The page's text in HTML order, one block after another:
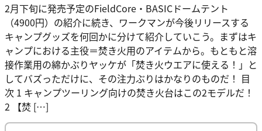
2月下旬に発売予定のFieldCore・BASICドームテント
（4900円）の紹介に続き、ワークマンが今後リリースする
キャンプグッズを何回かに分けて紹介していこう。まずはキ
ャンプにおける主役＝焚き火用のアイテムから。もともと溶
接作業用の綿かぶりヤッケが「焚き火ウエアに使える！」と
してバズっただけに、その注力ぶりはかなりのものだ！ 目
次 1 キャンプツーリング向けの焚き火台はこの2モデルだ！
2 【焚 […]